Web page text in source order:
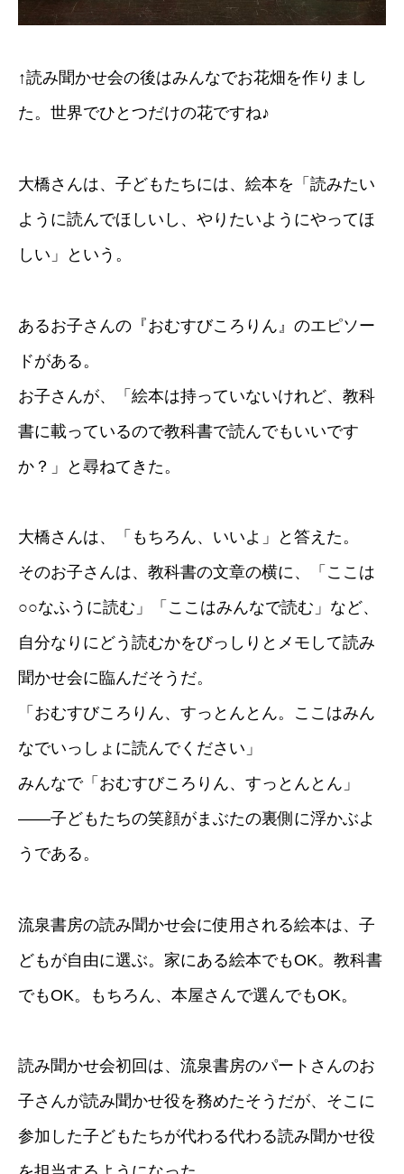
↑読み聞かせ会の後はみんなでお花畑を作りまし
た。世界でひとつだけの花ですね♪
大橋さんは、子どもたちには、絵本を「読みたい
ように読んでほしいし、やりたいようにやってほ
しい」という。
あるお子さんの『おむすびころりん』のエピソー
ドがある。
お子さんが、「絵本は持っていないけれど、教科
書に載っているので教科書で読んでもいいです
か？」と尋ねてきた。
大橋さんは、「もちろん、いいよ」と答えた。
そのお子さんは、教科書の文章の横に、「ここは
○○なふうに読む」「ここはみんなで読む」など、
自分なりにどう読むかをびっしりとメモして読み
聞かせ会に臨んだそうだ。
「おむすびころりん、すっとんとん。ここはみん
なでいっしょに読んでください」
みんなで「おむすびころりん、すっとんとん」
――子どもたちの笑顔がまぶたの裏側に浮かぶよ
うである。
流泉書房の読み聞かせ会に使用される絵本は、子
どもが自由に選ぶ。家にある絵本でもOK。教科書
でもOK。もちろん、本屋さんで選んでもOK。
読み聞かせ会初回は、流泉書房のパートさんのお
子さんが読み聞かせ役を務めたそうだが、そこに
参加した子どもたちが代わる代わる読み聞かせ役